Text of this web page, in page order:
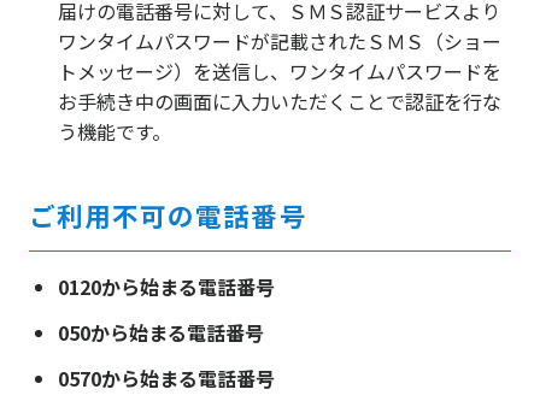
届けの電話番号に対して、ＳＭＳ認証サービスより
ワンタイムパスワードが記載されたＳＭＳ（ショー
トメッセージ）を送信し、ワンタイムパスワードを
お手続き中の画面に入力いただくことで認証を行な
う機能です。
ご利用不可の電話番号
0120から始まる電話番号
050から始まる電話番号
0570から始まる電話番号